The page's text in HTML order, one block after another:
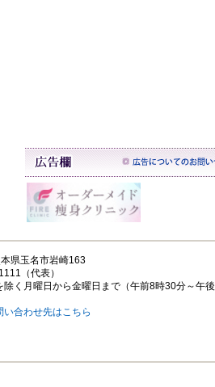
県玉名市岩崎163
（代表）
除く月曜日から金曜日まで（午前8時30分～午後
い合わせ先はこちら